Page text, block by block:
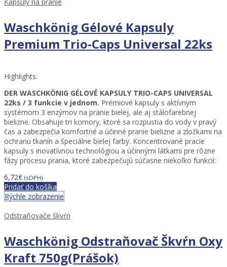
Kapsuly na pranie
Waschkönig Gélové Kapsuly
Premium Trio-Caps Universal 22ks
Highlights:
DER WASCHKÖNIG GÉLOVÉ KAPSULY TRIO-CAPS UNIVERSAL
22ks / 3 funkcie v jednom. Prémiové kapsuly s aktívnym
systémom 3 enzýmov na pranie bielej, ale aj stálofarebnej
bielizne. Obsahuje tri komory, ktoré sa rozpustia do vody v pravý
čas a zabezpečia komfortné a účinné pranie bielizne a zložkami na
ochranu tkanín a špeciálne bielej farby. Koncentrované pracie
kapsuly s inovatívnou technológiou a účinnými látkami pre rôzne
fázy procesu prania, ktoré zabezpečujú súčasne niekoľko funkcií:
6,72€ (sDPH)
Pridať do košíka
Rýchle zobrazenie
Odstraňovače škvŕn
Waschkönig Odstraňovač Škvŕn Oxy
Kraft 750g(Prášok)